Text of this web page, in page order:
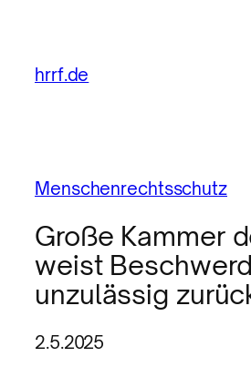
hrrf.de
Menschenrechtsschutz
Große Kammer
weist
unzulässig
2.5.2025